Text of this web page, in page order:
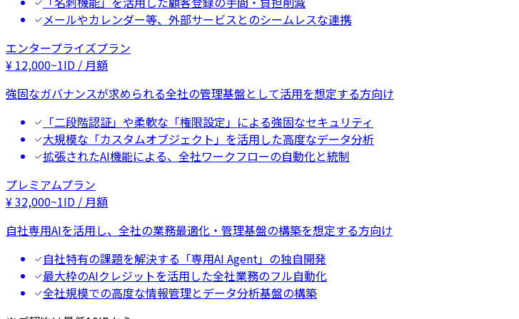
メールやカレンダー等、外部サービスとのシームレスな連携
エンタープライズプラン
¥ 12,000~1ID / 月額
強固なガバナンスが求められる全社の管理基盤として活用を想定する方向け
「二段階認証」や柔軟な「権限設定」による強固なセキュリティ
大規模な「カスタムオブジェクト」を活用した高度なデータ分析
拡張されたAI機能による、全社ワークフローの自動化と統制
プレミアムプラン
¥32,000~1ID / 月額
自社専用AIを活用し、全社の業務最適化・管理基盤の構築を想定する方向け
自社特有の課題を解決する「専用AI Agent」の独自開発
最大枠のAIクレジットを活用した全社業務のフル自動化
全社規模での高度な情報管理とデータ分析基盤の構築